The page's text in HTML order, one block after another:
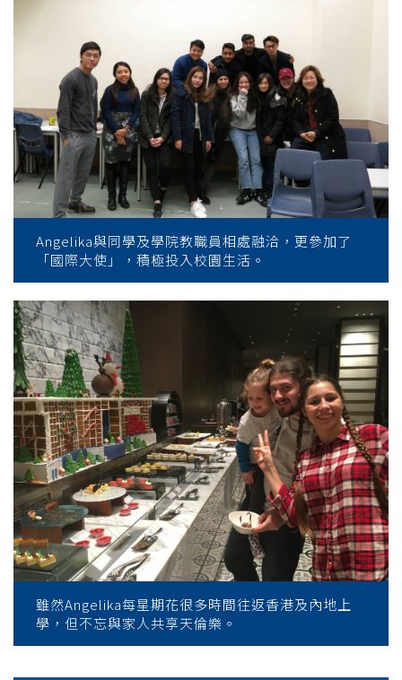
Angelika與同學及學院教職員相處融洽，更參加了
「國際大使」，積極投入校園生活。
雖然Angelika每星期花很多時間往返香港及內地上
學，但不忘與家人共享天倫樂。